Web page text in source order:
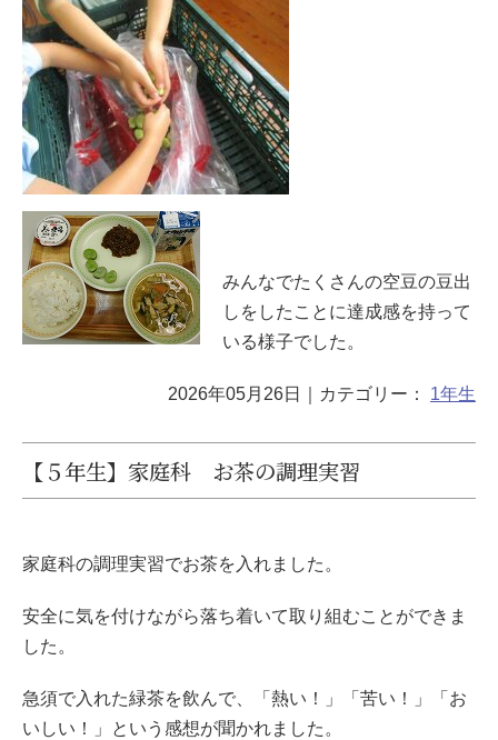
みんなでたくさんの空豆の豆出
しをしたことに達成感を持って
いる様子でした。
2026年05月26日 ｜カテゴリー： 1年生
【５年生】家庭科 お茶の調理実習
家庭科の調理実習でお茶を入れました。
安全に気を付けながら落ち着いて取り組むことができま
した。
急須で入れた緑茶を飲んで、「熱い！」「苦い！」「お
いしい！」という感想が聞かれました。